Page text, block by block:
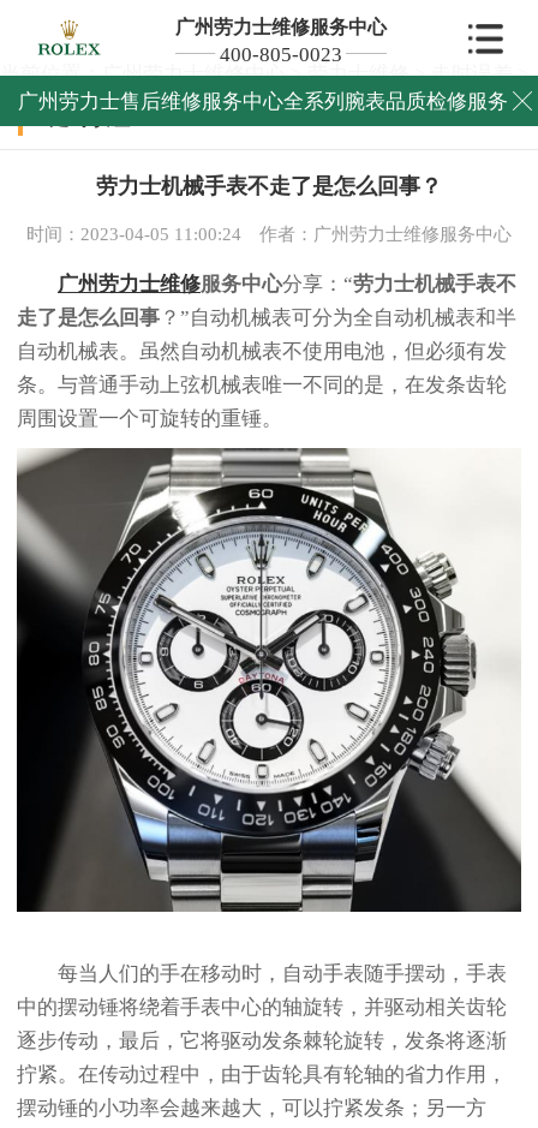
广州劳力士维修服务中心
400-805-0023
广州劳力士售后维修服务中心全系列腕表品质检修服务 
当前位置：广州劳力士维修中心>劳力士维修>走时误差>
走时误差
劳力士机械手表不走了是怎么回事？
时间：2023-04-05 11:00:24 作者：广州劳力士维修服务中心
广州劳力士维修服务中心分享：“劳力士机械手表不
走了是怎么回事 ？”自动机械表可分为全自动机械表和半
自动机械表。虽然自动机械表不使用电池，但必须有发
条。与普通手动上弦机械表唯一不同的是，在发条齿轮
周围设置一个可旋转的重锤。
每当人们的手在移动时，自动手表随手摆动，手表
中的摆动锤将绕着手表中心的轴旋转，并驱动相关齿轮
逐步传动，最后，它将驱动发条棘轮旋转，发条将逐渐
拧紧。在传动过程中，由于齿轮具有轮轴的省力作用，
摆动锤的小功率会越来越大，可以拧紧发条；另一方